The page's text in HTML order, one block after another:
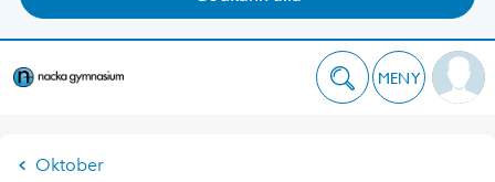
MENY
Oktober